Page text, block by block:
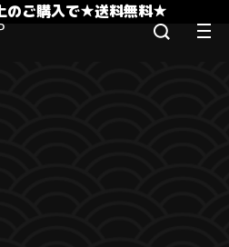
のご購入で★送料無料★